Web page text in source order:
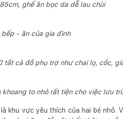
ghế ăn bọc da dễ lau chùi
bếp - ăn của gia đình
tất cả đồ phụ trợ như chai lọ, cốc,
to nhỏ rất tiện cho việc lưu
khu vực yêu thích của hai bé nhỏ.